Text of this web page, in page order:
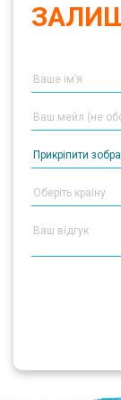
Прикріпити